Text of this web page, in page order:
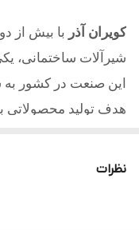
کویران آذر با بیش از
شیرآلات ساختمانی،
این صنعت در کشور به
هدف تولید محصولاتی
فنی و تعهد به
نظرات